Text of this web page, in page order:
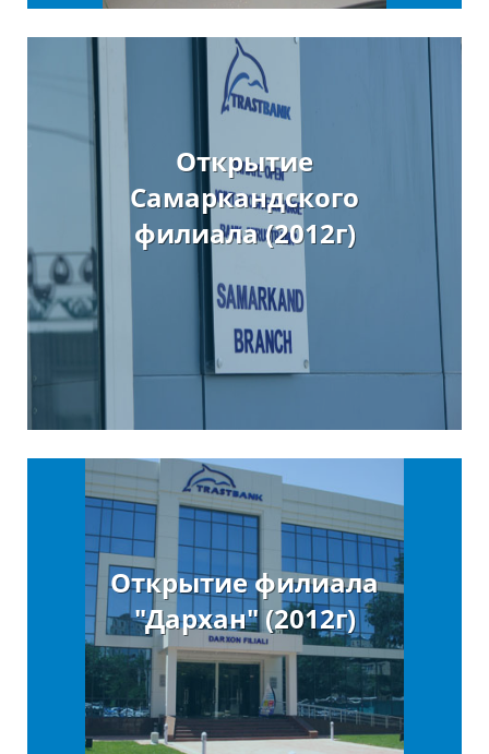
Открытие
Самаркандского
филиала (2012г)
Открытие филиала
"Дархан" (2012г)